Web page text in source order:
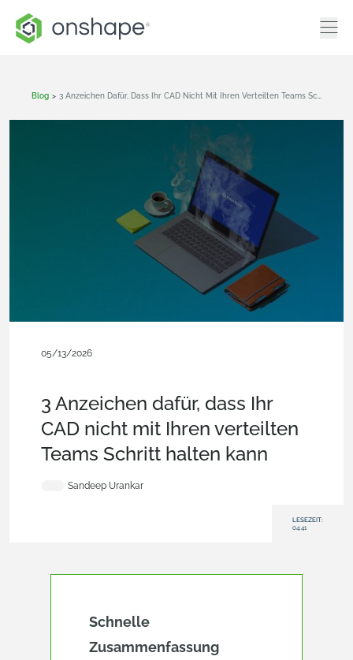
Blog >
05/13/2026
3 Anzeichen dafür, dass Ihr
CAD nicht mit Ihren verteilten
Teams Schritt halten kann
Sandeep Urankar
LESEZEIT:
04:41
Schnelle
Zusammenfassung